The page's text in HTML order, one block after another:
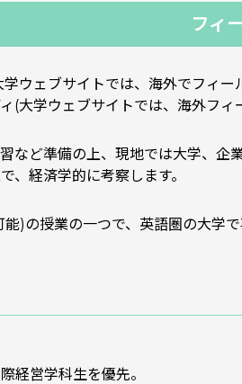
フィ
ウェブサイトでは、海外でフィー
大学ウェブサイトでは、海外フィ
など準備の上、現地では大学、企
、経済学的に考察します。
)の授業の一つで、英語圏の大学
経営学科生を優先。